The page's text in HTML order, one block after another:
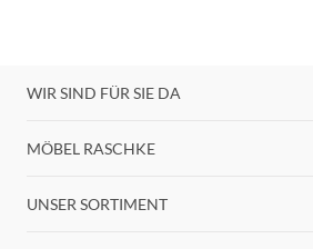
WIR SIND FÜR SIE DA
MÖBEL RASCHKE
UNSER SORTIMENT